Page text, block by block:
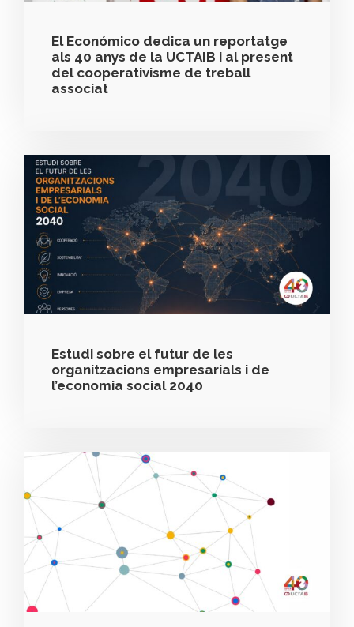
El Económico dedica un reportatge
als 40 anys de la UCTAIB i al present
del cooperativisme de treball
associat
Estudi sobre el futur de les
organitzacions empresarials i de
l’economia social 2040